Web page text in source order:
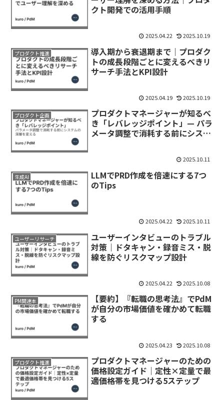
クト開発での活用手順
2025.04.22 2025.10.19
プロダクト推進
導入期から衰退期まで｜プロダク
トの成長段階ごとに変えるべきリ
サーチ手法とKPI設計
2025.04.19 2025.10.19
プロダクト企画
プロダクトマネージャーが知るべ
き「レバレッジポイント」— パラ
メータ調整で消耗する前にシステ
2025.10.11
生成AI
LLMでPRD作成を倍速にする7つ
のTips
2025.04.22 2025.10.11
ユーザーリサーチ
ユーザーインタビューのトラブル
対策｜ドタキャン・録音ミス・脱
線を防ぐリスクマップ設計
2025.04.22 2025.10.08
PM関連本
【要約】『転職の思考法』でPdM
が自分の市場価値を確かめて転職
する
2025.04.23 2025.10.08
プロダクト推進
プロダクトマネージャーのための
価格設定ガイド｜定性×定量で最
適価格帯を見つける5ステップ